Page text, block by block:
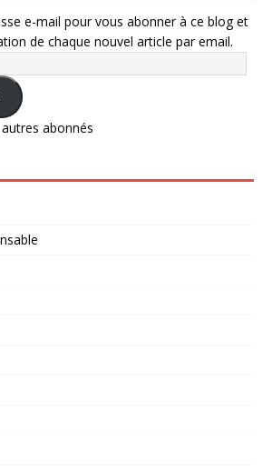
e-mail pour vous abonner à ce blog et
de chaque nouvel article par email.
abonnés